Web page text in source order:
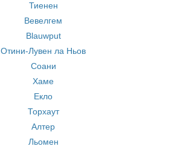
Тиенен
Вевелгем
Blauwput
Отини-Лувен ла Ньов
Соани
Хаме
Екло
Торхаут
Алтер
Льомен